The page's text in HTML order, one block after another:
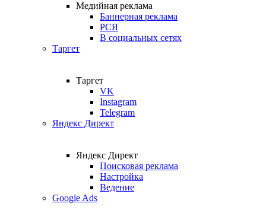
Медийная реклама
Баннерная реклама
РСЯ
В социальных сетях
Таргет
Таргет
VK
Instagram
Telegram
Яндекс Директ
Яндекс Директ
Поисковая реклама
Настройка
Ведение
Google Ads